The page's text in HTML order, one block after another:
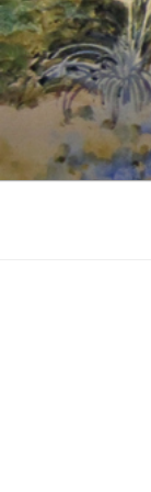
Skip
to
content